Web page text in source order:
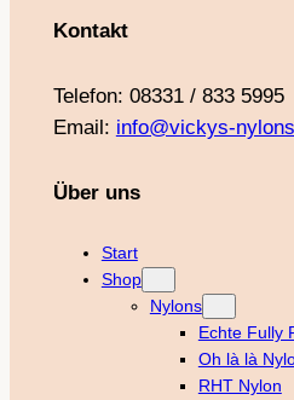
Kontakt
Telefon: 08331 / 833 5995
Email: info@vickys-
Über uns
Start
Shop
Nylons
Echte Fully
Oh là là
RHT Nylon